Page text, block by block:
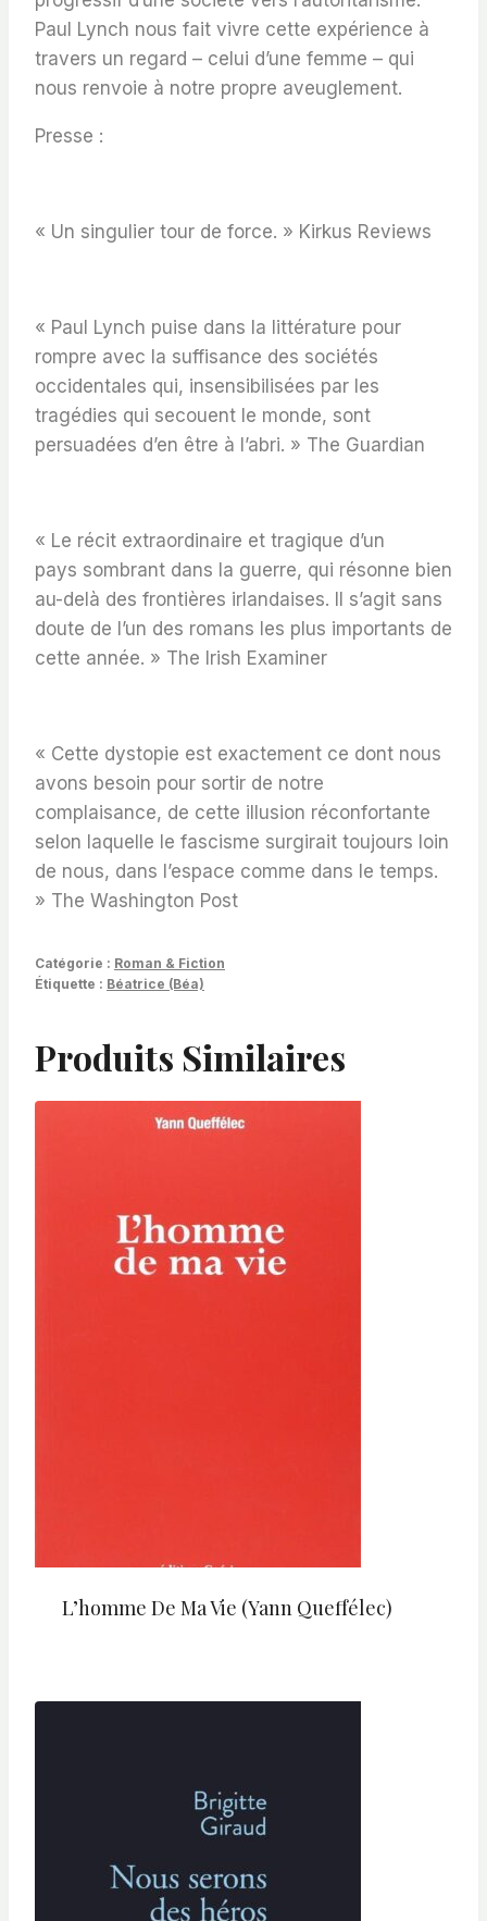
Paul Lynch nous fait vivre cette expérience à
travers un regard – celui d’une femme – qui
nous renvoie à notre propre aveuglement.
Presse :
« Un singulier tour de force. » Kirkus Reviews
« Paul Lynch puise dans la littérature pour
rompre avec la suffisance des sociétés
occidentales qui, insensibilisées par les
tragédies qui secouent le monde, sont
persuadées d’en être à l’abri. » The Guardian
« Le récit extraordinaire et tragique d’un
pays sombrant dans la guerre, qui résonne bien
au-delà des frontières irlandaises. Il s’agit sans
doute de l’un des romans les plus importants de
cette année. » The Irish Examiner
« Cette dystopie est exactement ce dont nous
avons besoin pour sortir de notre
complaisance, de cette illusion réconfortante
selon laquelle le fascisme surgirait toujours loin
de nous, dans l’espace comme dans le temps.
» The Washington Post
Catégorie : Roman & Fiction
Étiquette : Béatrice (Béa)
Produits Similaires
L’homme De Ma Vie (Yann Queffélec)